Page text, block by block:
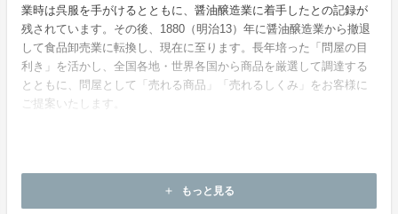
業時は呉服を手がけるとともに、醤油醸造業に着手したとの記録が
残されています。その後、1880（明治13）年に醤油醸造業から撤退
して食品卸売業に転換し、現在に至ります。長年培った「問屋の目
利き」を活かし、全国各地・世界各国から商品を厳選して調達する
とともに、問屋として「売れる商品」「売れるしくみ」をお客様に
ご提案いたします。
add もっと見る